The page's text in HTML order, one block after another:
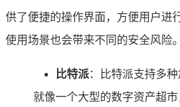
供了便捷的操作界面，方便用户进
使用场景也会带来不同的安全风险。
比特派：比特派支持多
就像一个大型的数字资产超